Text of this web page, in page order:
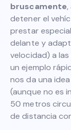
bruscamente,
detener el
prestar
delante y
velocidad) a
un ejemplo
nos da una
(aunque no es
50 metros
de distancia